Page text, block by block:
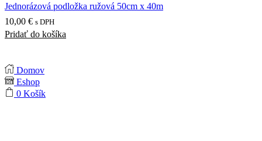
Jednorázová podložka ružová 50cm x 40m
10,00 € s DPH
Pridať do košíka
Domov
Eshop
0 Košík